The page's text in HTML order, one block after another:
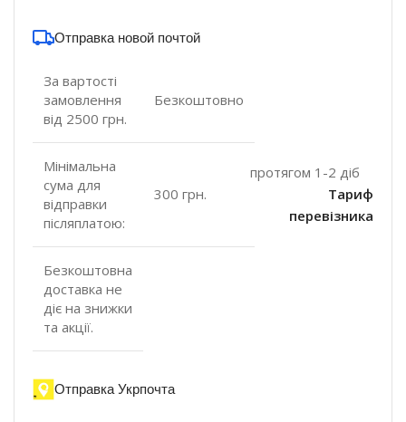
Отправка новой почтой
За вартості
замовлення
від 2500 грн.
Безкоштовно
Мінімальна
сума для
відправки
післяплатою:
300 грн.
Безкоштовна
доставка не
діє на знижки
та акції.
протягом 1-2 діб
Тариф
перевізника
Отправка Укрпочта